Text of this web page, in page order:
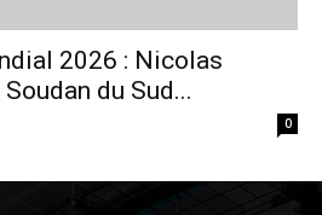
2026 : Nicolas
du Sud...
0